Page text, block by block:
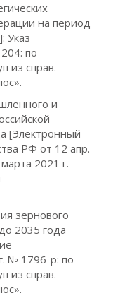
на период
Указ
по
из справ.
и
[Электронный
РФ от 12 апр.
2021 г.
зернового
2035 года
№ 1796-р: по
из справ.